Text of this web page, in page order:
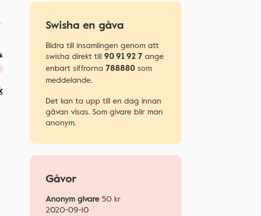
Swisha en gåva
Bidra till insamlingen genom att
swisha direkt till 90 91 92 7 ange
enbart siffrorna 788880 som
meddelande.
Det kan ta upp till en dag innan
gåvan visas. Som givare blir man
anonym.
Gåvor
Anonym givare 50 kr
2020-09-10